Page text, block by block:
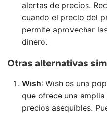
alertas de precios.
cuando el precio del
permite aprovechar
dinero.
Otras alternativas
Wish: Wish es una
que ofrece una
precios asequibles.